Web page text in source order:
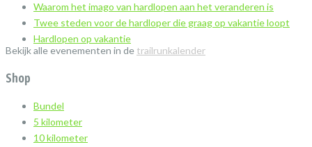
Waarom het imago van hardlopen aan het veranderen is
Twee steden voor de hardloper die graag op vakantie loopt
Hardlopen op vakantie
Bekijk alle evenementen in de trailrunkalender
Shop
Bundel
5 kilometer
10 kilometer